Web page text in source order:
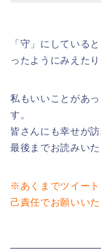
「守」にしている
ったようにみえた
私もいいことがあ
す。
皆さんにも幸せが
最後までお読みい
※あくまでツイー
己責任でお願いいた